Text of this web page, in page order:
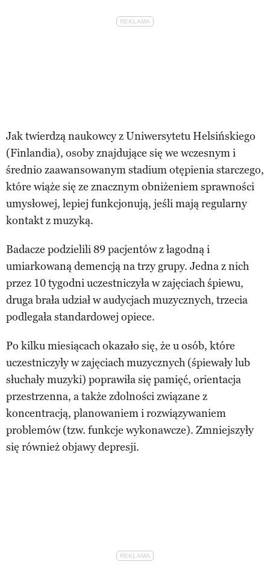
Jak twierdzą naukowcy z Uniwersytetu Helsińskiego
(Finlandia), osoby znajdujące się we wczesnym i
średnio zaawansowanym stadium otępienia starczego,
które wiąże się ze znacznym obniżeniem sprawności
umysłowej, lepiej funkcjonują, jeśli mają regularny
kontakt z muzyką.
Badacze podzielili 89 pacjentów z łagodną i
umiarkowaną demencją na trzy grupy. Jedna z nich
przez 10 tygodni uczestniczyła w zajęciach śpiewu,
druga brała udział w audycjach muzycznych, trzecia
podlegała standardowej opiece.
Po kilku miesiącach okazało się, że u osób, które
uczestniczyły w zajęciach muzycznych (śpiewały lub
słuchały muzyki) poprawiła się pamięć, orientacja
przestrzenna, a także zdolności związane z
koncentracją, planowaniem i rozwiązywaniem
problemów (tzw. funkcje wykonawcze). Zmniejszyły
się również objawy depresji.